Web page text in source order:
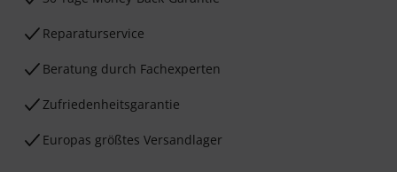
Reparaturservice
Beratung durch Fachexperten
Zufriedenheitsgarantie
Europas größtes Versandlager